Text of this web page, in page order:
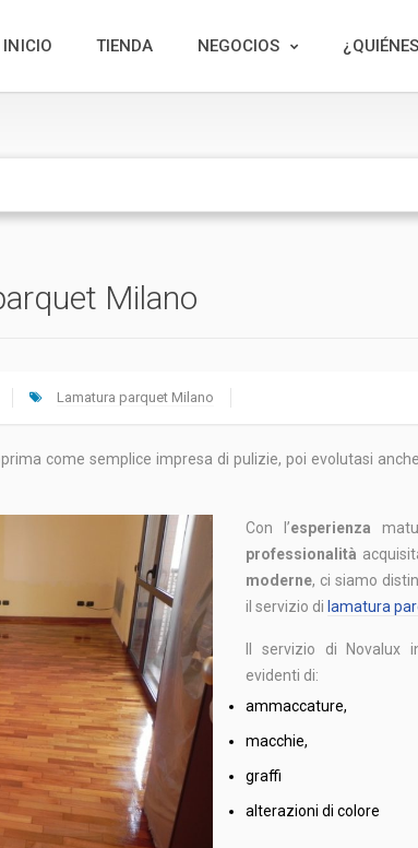
INICIO TIENDA NEGOCIOS
Milano
Lamatura parquet Milano
come semplice impresa di pulizie, poi evolutasi
Con l’esperienza
professionalità
moderne, ci siamo
il servizio di lamatura
Il servizio di Novalux
evidenti di:
ammaccature,
macchie,
graffi
alterazioni di colore